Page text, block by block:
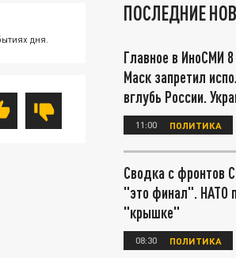
дня.
ПОСЛЕДНИЕ
Главное в ИноСМИ
Маск запретил
вглубь России.
11:00 ПОЛИТИКА
Сводка с фронтов
"это финал". НАТО
"крышке"
08:30 ПОЛИТИКА